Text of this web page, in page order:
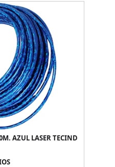
AZUL LASER TECIND